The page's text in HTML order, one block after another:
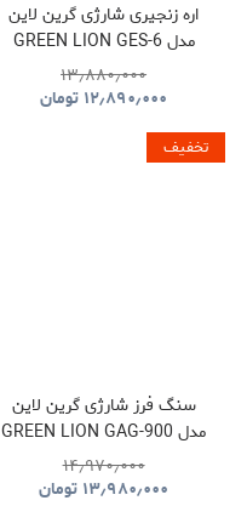
اره زنجیری شارژی گرین لاین
مدل GREEN LION GES-6
CORDLESS ELECTRIC
CHAINSAW
۱۳٫۸۸۰٫۰۰۰
۱۲٫۸۹۰٫۰۰۰ تومان
تخفیف
سنگ فرز شارژی گرین لاین
مدل GREEN LION GAG-900
CORDLESS ANGLE
GRINDER TOOL
۱۴٫۹۷۰٫۰۰۰
۱۳٫۹۸۰٫۰۰۰ تومان